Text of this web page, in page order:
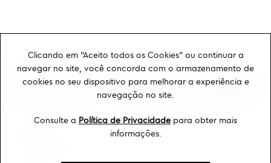
Clicando em "Aceito todos os Cookies" ou continuar a
navegar no site, você concorda com o armazenamento de
cookies no seu dispositivo para melhorar a experiência e
navegação no site.
Consulte a Política de Privacidade para obter mais
informações.